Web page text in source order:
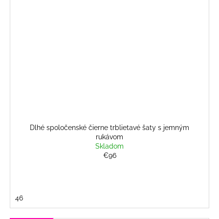
Dlhé spoločenské čierne trblietavé šaty s jemným
rukávom
Skladom
€96
46